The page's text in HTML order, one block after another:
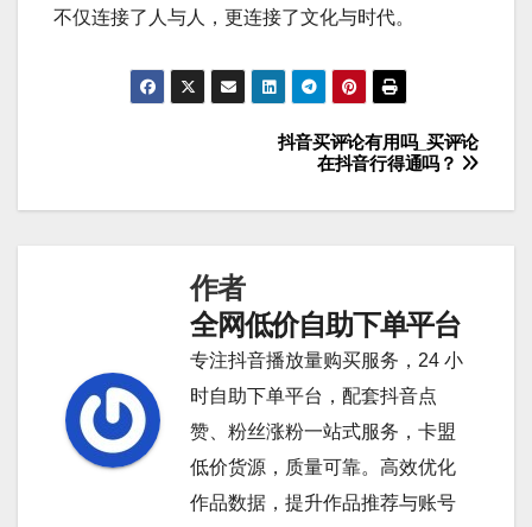
不仅连接了人与人，更连接了文化与时代。
章
抖音买评论有用吗_买评论
在抖音行得通吗？
作者
全网低价自助下单平台
专注抖音播放量购买服务，24 小
时自助下单平台，配套抖音点
赞、粉丝涨粉一站式服务，卡盟
低价货源，质量可靠。高效优化
作品数据，提升作品推荐与账号